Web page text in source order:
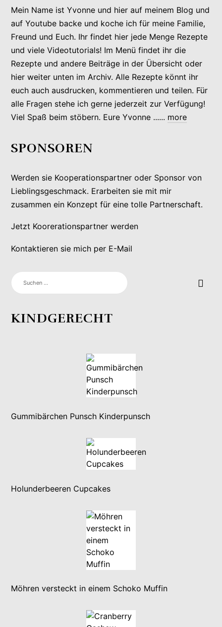
Mein Name ist Yvonne und hier auf meinem Blog und
auf Youtube backe und koche ich für meine Familie,
Freund und Euch. Ihr findet hier jede Menge Rezepte
und viele Videotutorials! Im Menü findet ihr die
Rezepte und andere Beiträge in der Übersicht oder
hier weiter unten im Archiv. Alle Rezepte könnt ihr
euch auch ausdrucken, kommentieren und teilen. Für
alle Fragen stehe ich gerne jederzeit zur Verfügung!
Viel Spaß beim stöbern. Eure Yvonne ...... more
SPONSOREN
Werden sie Kooperationspartner oder Sponsor von
Lieblingsgeschmack. Erarbeiten sie mit mir
zusammen ein Konzept für eine tolle Partnerschaft.
Jetzt Koorerationspartner werden
Kontaktieren sie mich per E-Mail
SUCHEN
NACH:
KINDGERECHT
Gummibärchen Punsch Kinderpunsch
Holunderbeeren Cupcakes
Möhren versteckt in einem Schoko Muffin